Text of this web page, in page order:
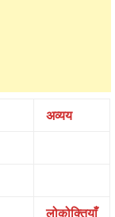
अव्यय
लोकोक्तियाँ